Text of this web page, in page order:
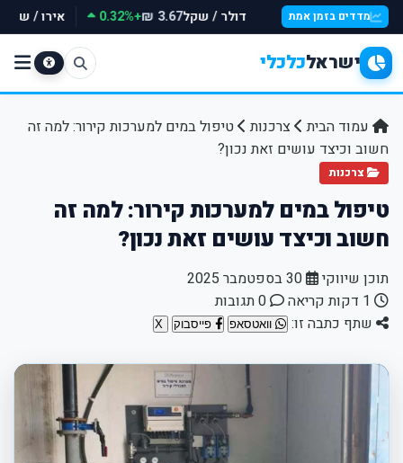
מדדים בזמן אמת דולר / שקל3.67 ₪
+0.32% אירו / שקל
ישראלכלכלי
עמוד הבית צרכנות
טיפול במים למערכות קירור: למה זה
חשוב וכיצד עושים זאת נכון?
צרכנות
טיפול במים למערכות קירור: למה זה
חשוב וכיצד עושים זאת נכון?
תוכן שיווקי
שתף כתבה זו:
וואטסאפ פייסבוק